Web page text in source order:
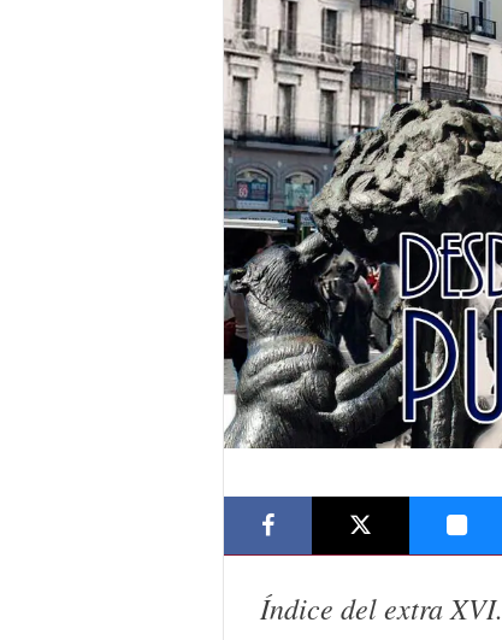
​Índice del extra XVI.